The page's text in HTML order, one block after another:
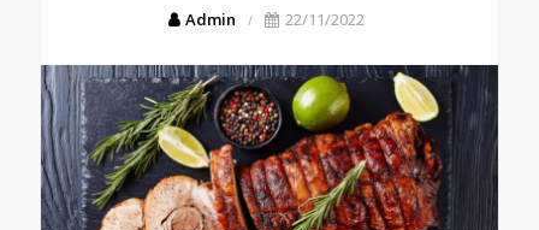
Admin 22/11/2022